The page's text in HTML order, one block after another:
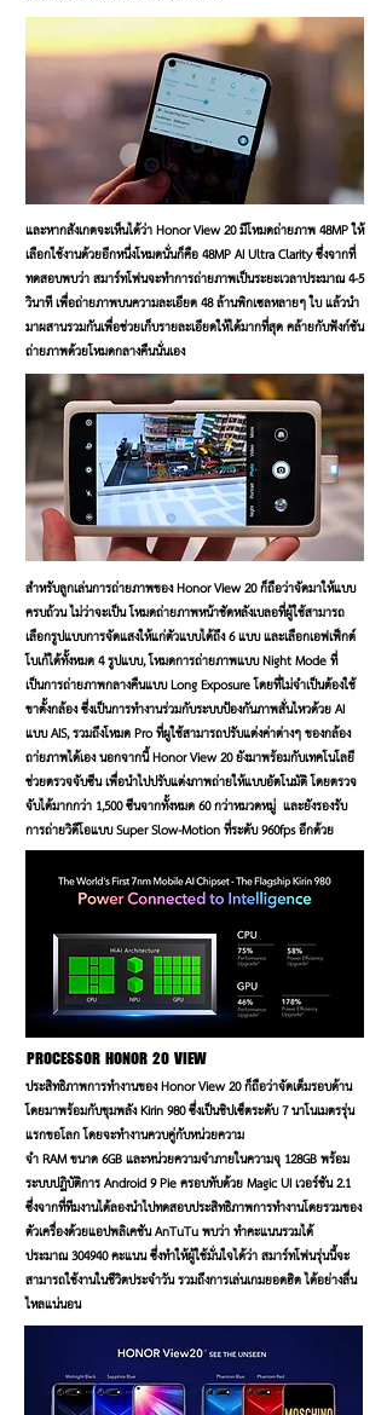
และหากสังเกตจะเห็นได้ว่า Honor View 20 มีโหมดถ่ายภาพ 48MP ให้
เลือกใช้งานด้วยอีกหนึ่งโหมดนั่นก็คือ 48MP AI Ultra Clarity ซึ่งจากที่
ทดสอบพบว่า สมาร์ทโฟนจะทำการถ่ายภาพเป็นระยะเวลาประมาณ 4-5
วินาที เพื่อถ่ายภาพบนความละเอียด 48 ล้านพิกเซลหลายๆ ใบ แล้วนำ
มาผสานรวมกันเพื่อช่วยเก็บรายละเอียดให้ได้มากที่สุด คล้ายกับฟังก์ชัน
ถ่ายภาพด้วยโหมดกลางคืนนั่นเอง
สำหรับลูกเล่นการถ่ายภาพของ Honor View 20 ก็ถือว่าจัดมาให้แบบ
ครบถ้วน ไม่ว่าจะเป็น โหมดถ่ายภาพหน้าชัดหลังเบลอที่ผู้ใช้สามารถ
เลือกรูปแบบการจัดแสงให้แก่ตัวแบบได้ถึง 6 แบบ และเลือกเอฟเฟ็กต์
โบเก้ได้ทั้งหมด 4 รูปแบบ, โหมดการถ่ายภาพแบบ Night Mode ที่
เป็นการถ่ายภาพกลางคืนแบบ Long Exposure โดยที่ไม่จำเป็นต้องใช้
ขาตั้งกล้อง ซึ่งเป็นการทำงานร่วมกับระบบป้องกันภาพสั่นไหวด้วย AI
แบบ AIS, รวมถึงโหมด Pro ที่ผูใช้สามารถปรับแต่งค่าต่างๆ ของกล้อง
ถา่ยภาพได้เอง นอกจากนี้ Honor View 20 ยังมาพร้อมกับเทคโนโลยี
ช่วยตรวจจับซีน เพื่อนำไปปรับแต่งภาพถ่ายให้แบบอัตโนมัติ โดยตรวจ
จับได้มากกว่า 1,500 ซีนจากทั้งหมด 60 กว่าหมวดหมู่ และยังรองรับ
การถ่ายวิดีโอแบบ Super Slow-Motion ที่ระดับ 960fps อีกด้วย
PROCESSOR HONOR 20 VIEW
ประสิทธิภาพการทำงานของ Honor View 20 ก็ถือว่าจัดเต็มรอบด้าน
โดยมาพร้อมกับขุมพลัง Kirin 980 ซึ่งเป็นชิปเซ็ตระดับ 7 นาโนเมตรรุ่น
แรกขอโลก โดยจะทำงานควบคู่กับหน่วยความ
จำ RAM ขนาด 6GB และหน่วยความจำภายในความจุ 128GB พร้อม
ระบบปฏิบัติการ Android 9 Pie ครอบทับด้วย Magic UI เวอร์ชัน 2.1
ซึ่งจากที่ทีมงานได้ลองนำไปทดสอบประสิทธิภาพการทำงานโดยรวมของ
ตัวเครื่องด้วยแอปพลิเคชัน AnTuTu พบว่า ทำคะแนนรวมได้
ประมาณ 304940 คะแนน ซึ่งทำให้ผู้ใช้มั่นใจได้ว่า สมาร์ทโฟนรุ่นนี้จะ
สามารถใช้งานในชีวิตประจำวัน รวมถึงการเล่นเกมยอดฮิต ได้อย่างลื่น
ไหลแน่นอน